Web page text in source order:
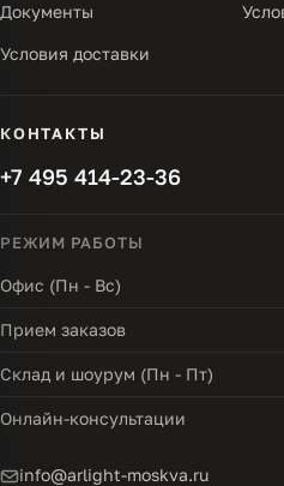
Документы
Условия доставки
КОНТАКТЫ
+7 495 414-23-36
РЕЖИМ РАБОТЫ
Офис (Пн - Вс)
Прием заказов
Склад и шоурум (Пн - Пт)
Онлайн-консультации
info@arlight-moskva.ru